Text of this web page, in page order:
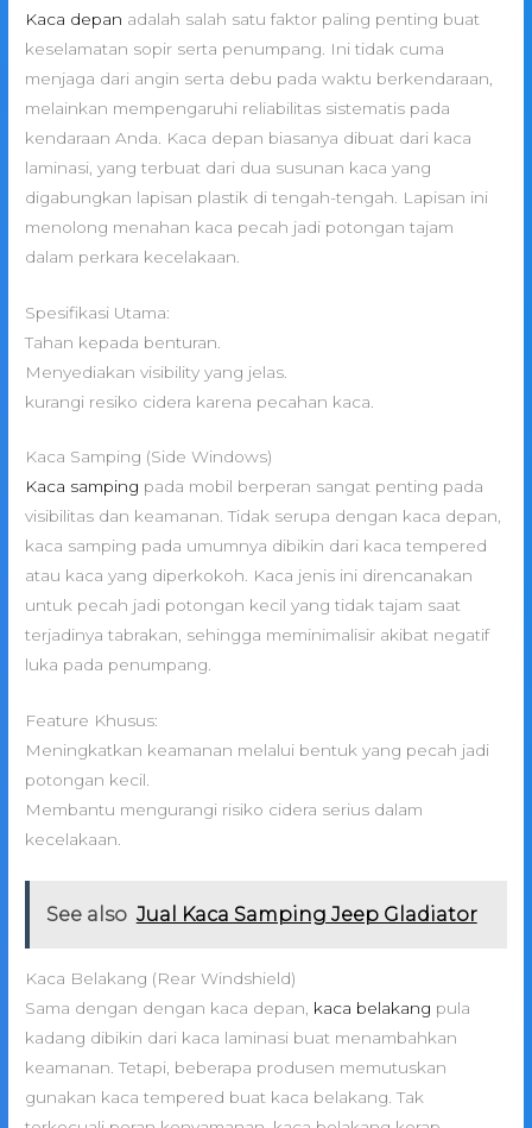
Kaca depan adalah salah satu faktor paling penting buat
keselamatan sopir serta penumpang. Ini tidak cuma
menjaga dari angin serta debu pada waktu berkendaraan,
melainkan mempengaruhi reliabilitas sistematis pada
kendaraan Anda. Kaca depan biasanya dibuat dari kaca
laminasi, yang terbuat dari dua susunan kaca yang
digabungkan lapisan plastik di tengah-tengah. Lapisan ini
menolong menahan kaca pecah jadi potongan tajam
dalam perkara kecelakaan.
Spesifikasi Utama:
Tahan kepada benturan.
Menyediakan visibility yang jelas.
kurangi resiko cidera karena pecahan kaca.
Kaca Samping (Side Windows)
Kaca samping pada mobil berperan sangat penting pada
visibilitas dan keamanan. Tidak serupa dengan kaca depan,
kaca samping pada umumnya dibikin dari kaca tempered
atau kaca yang diperkokoh. Kaca jenis ini direncanakan
untuk pecah jadi potongan kecil yang tidak tajam saat
terjadinya tabrakan, sehingga meminimalisir akibat negatif
luka pada penumpang.
Feature Khusus:
Meningkatkan keamanan melalui bentuk yang pecah jadi
potongan kecil.
Membantu mengurangi risiko cidera serius dalam
kecelakaan.
See also Jual Kaca Samping Jeep Gladiator
Kaca Belakang (Rear Windshield)
Sama dengan dengan kaca depan, kaca belakang pula
kadang dibikin dari kaca laminasi buat menambahkan
keamanan. Tetapi, beberapa produsen memutuskan
gunakan kaca tempered buat kaca belakang. Tak